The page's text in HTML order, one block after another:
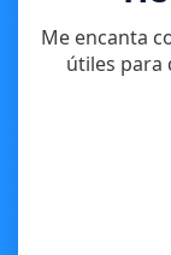
Me encanta
útiles para